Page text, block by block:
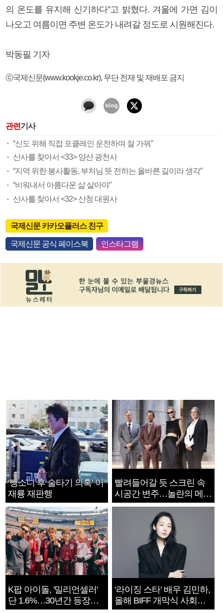
의 온도를 유지해 신기하다”고 밝혔다. 겨울에 가면 김이
나오고 여름이면 주변 온도가 내려갈 정도로 시원해진다.
박동필 기자
ⓒ국제신문(www.kookje.co.kr), 무단 전재 및 재배포 금지
관련기사
“신도 위해 직접 포클레인 운전하며 절 가꿔”
산사를 찾아서 <33> 양산 광천사
“지역 위한 봉사활동, 부처님 뜻 전하는 올바른 길이라 생각”
“비워내서 아름다운 삶 살아야”
산사를 찾아서 <32> 산청 대원사
국제신문 카카오플러스 친구
국제신문 공식 페이스북 인스타그램
‘뺑소니 후 술타기 의혹’ 이
재룡 재판행
빨려들어갈 듯 스크린 속
시공간 변주…놀란의 메시
지는 ‘전쟁 속죄’
K팝 아이돌, '밀리언셀러'
단 1.6%…30년간 등장
‘라이징 스타’ 배우 김민하,
올해 BIFF 개막식 사회자